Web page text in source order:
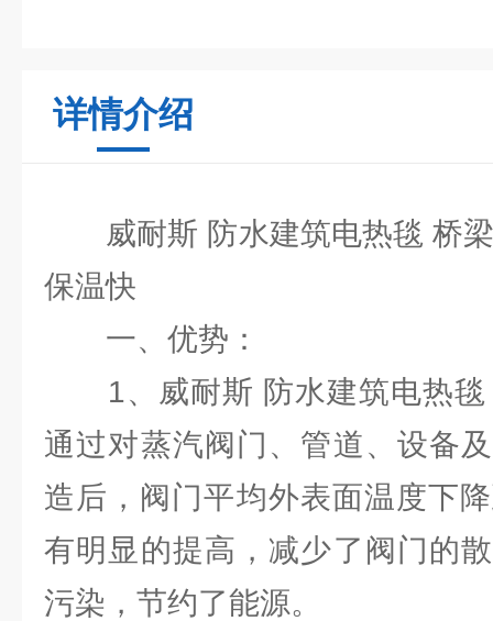
详情介绍
威耐斯 防水建筑电热毯 桥梁
保温快
一、优势：
1、威耐斯 防水建筑电热毯
通过对蒸汽阀门、管道、设备
造后，阀门平均外表面温度下
有明显的提高，减少了阀门的
污染，节约了能源。